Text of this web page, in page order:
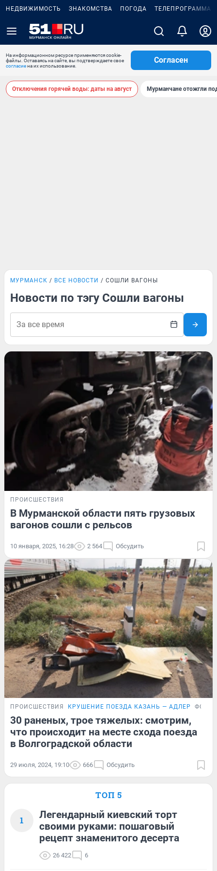
НЕДВИЖИМОСТЬ ЗНАКОМСТВА ПОГОДА ТЕЛЕПРОГРАММА
На информационном ресурсе применяются cookie-
файлы. Оставаясь на сайте, вы подтверждаете свое
согласиена их использование.
Согласен
Отключения горячей воды: даты на август Мурманчане отожгли
МУРМАНСК ВСЕ НОВОСТИ СОШЛИ ВАГОНЫ
Новости по тэгу Сошли вагоны
ПРОИСШЕСТВИЯ
В Мурманской области пять грузовых
вагонов сошли с рельсов
10 января, 2025, 16:28 2 564 Обсудить
ПРОИСШЕСТВИЯ КРУШЕНИЕ ПОЕЗДА КАЗАНЬ — АДЛЕР
30 раненых, трое тяжелых: смотрим,
что происходит на месте схода поезда
в Волгоградской области
29 июля, 2024, 19:10 666 Обсудить
ТОП 5
1
Легендарный киевский торт
своими руками: пошаговый
рецепт знаменитого десерта
26 422 6